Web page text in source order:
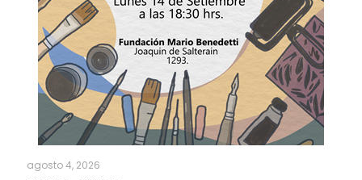
agosto 4, 2026